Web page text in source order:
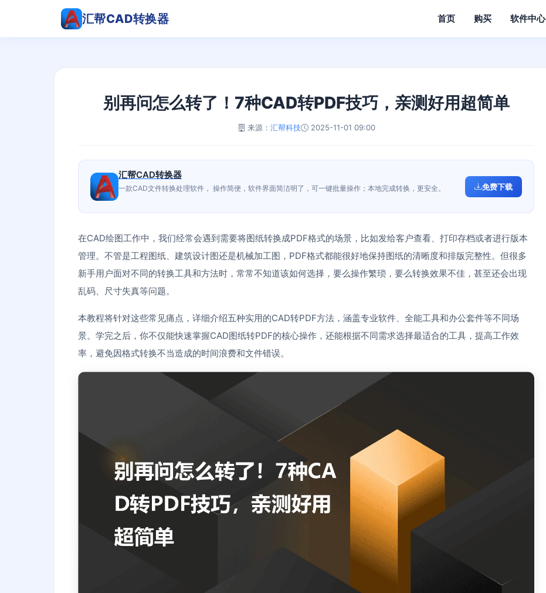
汇帮CAD转换器 首页 购买 软件中心
别再问怎么转了！7种CAD转PDF技巧，亲测好用超简单
来源： 汇帮科技 2025-11-01 09:00
汇帮CAD转换器
一款CAD文件转换处理软件， 操作简便，软件界面简洁明了，可一键批量操作；本地完成转换，更安全。 免费下载
在CAD绘图工作中，我们经常会遇到需要将图纸转换成PDF格式的场景，比如发给客户查看、打印存档或者进行版本
管理。不管是工程图纸、建筑设计图还是机械加工图，PDF格式都能很好地保持图纸的清晰度和排版完整性。但很多
新手用户面对不同的转换工具和方法时，常常不知道该如何选择，要么操作繁琐，要么转换效果不佳，甚至还会出现
乱码、尺寸失真等问题。
本教程将针对这些常见痛点，详细介绍五种实用的CAD转PDF方法，涵盖专业软件、全能工具和办公套件等不同场
景。学完之后，你不仅能快速掌握CAD图纸转PDF的核心操作，还能根据不同需求选择最适合的工具，提高工作效
率，避免因格式转换不当造成的时间浪费和文件错误。